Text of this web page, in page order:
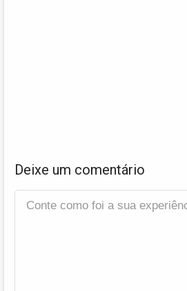
Deixe um comentário